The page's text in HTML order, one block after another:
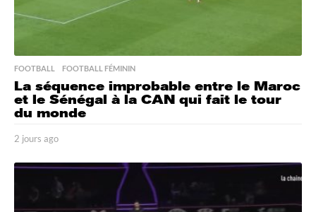
FOOTBALL ,FOOTBALL FÉMININ
La séquence improbable entre le Maroc
et le Sénégal à la CAN qui fait le tour
du monde
2 jours ago
o
r